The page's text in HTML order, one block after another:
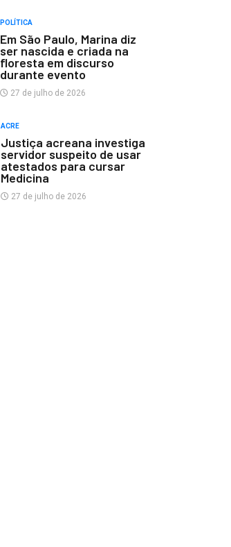
POLÍTICA
Em São Paulo, Marina diz
ser nascida e criada na
floresta em discurso
durante evento
27 de julho de 2026
ACRE
Justiça acreana investiga
servidor suspeito de usar
atestados para cursar
Medicina
27 de julho de 2026